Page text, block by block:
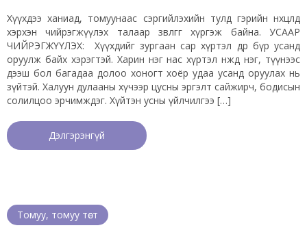
Хүүхдээ ханиад, томуунаас сэргийлэхийн тулд гэрийн нөхцөлд
хэрхэн чийрэгжүүлэх талаар зөвлөгөөг хүргэж байна. УСААР
ЧИЙРЭГЖҮҮЛЭХ: Хүүхдийг зургаан сар хүртэл өдөр бүр усанд
оруулж байх хэрэгтэй. Харин нэг нас хүртэл өнжөөд нэг, түүнээс
дээш бол багадаа долоо хоногт хоёр удаа усанд оруулах нь
зүйтэй. Халуун дулааны хүчээр цусны эргэлт сайжирч, бодисын
солилцоо эрчимждэг. Хүйтэн усны үйлчилгээ […]
Дэлгэрэнгүй
Томуу, томуу төст